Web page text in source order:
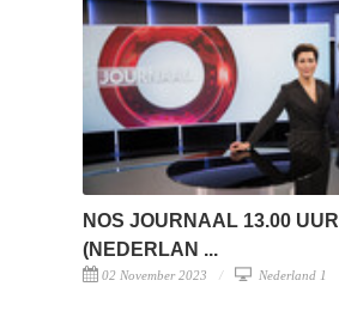
NOS JOURNAAL 13.00 UUR
(NEDERLAN ...
02 November 2023 Nederland 1